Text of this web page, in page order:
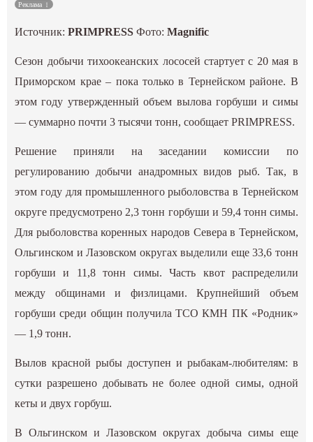
Спецпроекты
Реклама
Источник:PRIMPRESS Фото:Magnific
Сезон добычи тихоокеанских лососей стартует с 20 мая в
Приморском крае – пока только в Тернейском районе. В
этом году утвержденный объем вылова горбуши и симы
— суммарно почти 3 тысячи тонн, сообщает PRIMPRESS.
Решение приняли на заседании комиссии по
регулированию добычи анадромных видов рыб. Так, в
этом году для промышленного рыболовства в Тернейском
округе предусмотрено 2,3 тонн горбуши и 59,4 тонн симы.
Для рыболовства коренных народов Севера в Тернейском,
Ольгинском и Лазовском округах выделили еще 33,6 тонн
горбуши и 11,8 тонн симы. Часть квот распределили
между общинами и физлицами. Крупнейший объем
горбуши среди общин получила ТСО КМН ПК «Родник»
— 1,9 тонн.
Вылов красной рыбы доступен и рыбакам-любителям: в
сутки разрешено добывать не более одной симы, одной
кеты и двух горбуш.
В Ольгинском и Лазовском округах добыча симы еще